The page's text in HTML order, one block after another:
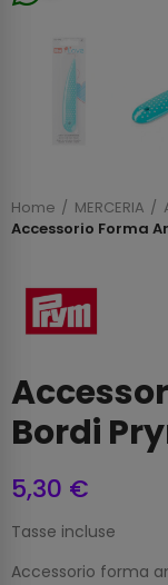
Home MERCERIA
Accessorio Forma
Bordi
5,30 €
Tasse incluse
Accessorio forma